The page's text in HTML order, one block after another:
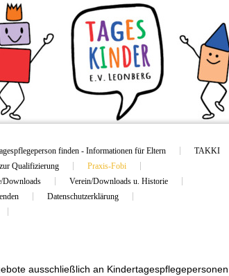
finden - Informationen für Eltern
TAKKI
Qualifizierung
Praxis-Fobi
Downloads
Verein/Downloads u. Historie
Datenschutzerklärung
ausschließlich an Kindertagespflegepersonen